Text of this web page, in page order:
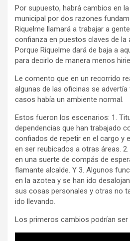
Por supuesto, habrá cambios en
municipal por dos razones
Riquelme llamará a trabajar a
confianza en puestos claves de la
Porque Riquelme dará de baja a
para decirlo de manera menos
Le comento que en un recorrido
algunas de las oficinas se
casos había un ambiente normal.
Estos fueron los escenarios: 1.
dependencias que han trabajado
confiados de repetir en el cargo y
en ser reubicados a otras áreas.
en una suerte de compás de
flamante alcalde. Y 3. Algunos
en la azotea y se han ido
sus cosas personales y otras no
ido llevando.
Los primeros cambios podrían ser